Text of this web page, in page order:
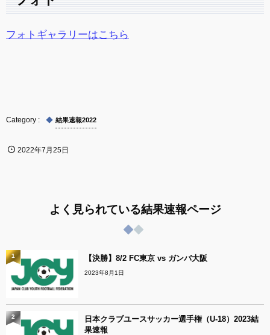
フォトギャラリーはこちら
結果速報2022
2022年7月25日
よく見られている結果速報ページ
【決勝】8/2 FC東京 vs ガンバ大阪
2023年8月1日
1
日本クラブユースサッカー選手権（U-18）2023結
果速報
2